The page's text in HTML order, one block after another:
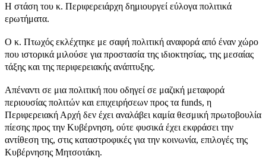
Η στάση του κ. Περιφερειάρχη δημιουργεί εύλογα πολιτικά
ερωτήματα.
Ο κ. Πτωχός εκλέχτηκε με σαφή πολιτική αναφορά από έναν χώρο
που ιστορικά μιλούσε για προστασία της ιδιοκτησίας, της μεσαίας
τάξης και της περιφερειακής ανάπτυξης.
Απέναντι σε μια πολιτική που οδηγεί σε μαζική μεταφορά
περιουσίας πολιτών και επιχειρήσεων προς τα funds, η
Περιφερειακή Αρχή δεν έχει αναλάβει καμία θεσμική πρωτοβουλία
πίεσης προς την Κυβέρνηση, ούτε φυσικά έχει εκφράσει την
αντίθεση της, στις καταστροφικές για την κοινωνία, επιλογές της
Κυβέρνησης Μητσοτάκη.